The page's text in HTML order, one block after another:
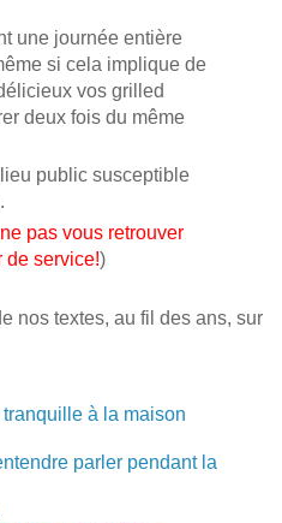
une journée entière
si cela implique de
vos grilled
deux fois du même
public susceptible
pas vous retrouver
de service!)
nos textes, au fil des ans, sur
à la maison
parler pendant la